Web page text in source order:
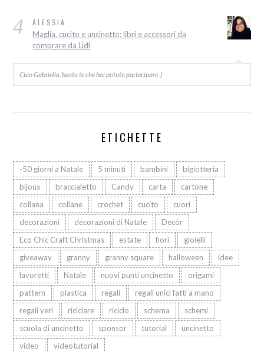
4 ALESSIA
Maglia, cucito e uncinetto: libri e accessori da
comprare da Lidl
Ciao Gabriella, beata te che hai potuto partecipare :)
ETICHETTE
-50 giorni a Natale 5 minuti bambini
bigiotteria
bijoux
braccialetto Candy carta
cartone
collana
collane crochet cucito
cuori
decorazioni
decorazioni di Natale
Decòr
Eco Chic Craft Christmas
estate fiori
gioielli
giveaway
granny granny square halloween
idee
lavoretti
Natale nuovi punti uncinetto
origami
pattern
plastica regali
regali unici fatti a mano
regali veri
riciclare riciclo schema
schemi
scuola di uncinetto
sponsor tutorial
uncinetto
video
videotutorial